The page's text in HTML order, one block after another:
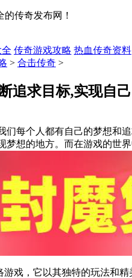
传奇发布网！
传奇游戏攻略 热血传奇资料
> 合击传奇 >
追求目标,实现自
们每个人都有自己的梦想和
梦想的地方。而在游戏的世
游戏，它以其独特的玩法和